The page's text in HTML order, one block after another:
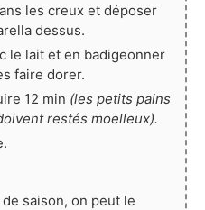
les creux et déposer
dessus.
le lait et en badigeonner
faire dorer.
12 min (les petits pains
restés moelleux).
saison, on peut le